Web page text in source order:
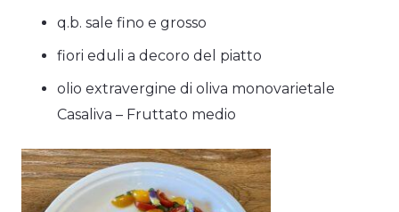
q.b. sale fino e grosso
fiori eduli a decoro del piatto
olio extravergine di oliva monovarietale
Casaliva – Fruttato medio